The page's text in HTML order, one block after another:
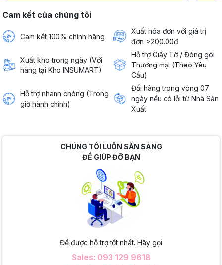
Cam kết của chúng tôi
Cam kết 100% chính hãng
Xuất hóa đơn với giá trị
đơn >200.00đ
Xuất kho trong ngày (Với
hàng tại Kho INSUMART)
Hỗ trợ Giấy Tờ / Đóng gói
Thương mại (Theo Yêu
Cầu)
Hỗ trợ nhanh chóng (Trong
giờ hành chính)
Đổi hàng trong vòng 07
ngày nếu có lỗi từ Nhà Sản
Xuất
CHÚNG TÔI LUÔN SẴN SÀNG
ĐỂ GIÚP ĐỠ BẠN
Để được hỗ trợ tốt nhất. Hãy gọi
Sales: 093 129 9618